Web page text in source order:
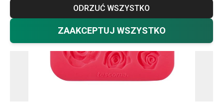
ODRZUĆ WSZYSTKO
ZAAKCEPTUJ WSZYSTKO